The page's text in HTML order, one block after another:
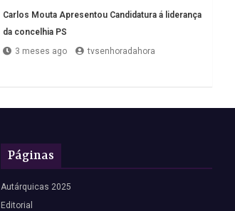
Carlos Mouta Apresentou Candidatura á liderança
da concelhia PS
3 meses ago
tvsenhoradahora
Páginas
Autárquicas 2025
Editorial